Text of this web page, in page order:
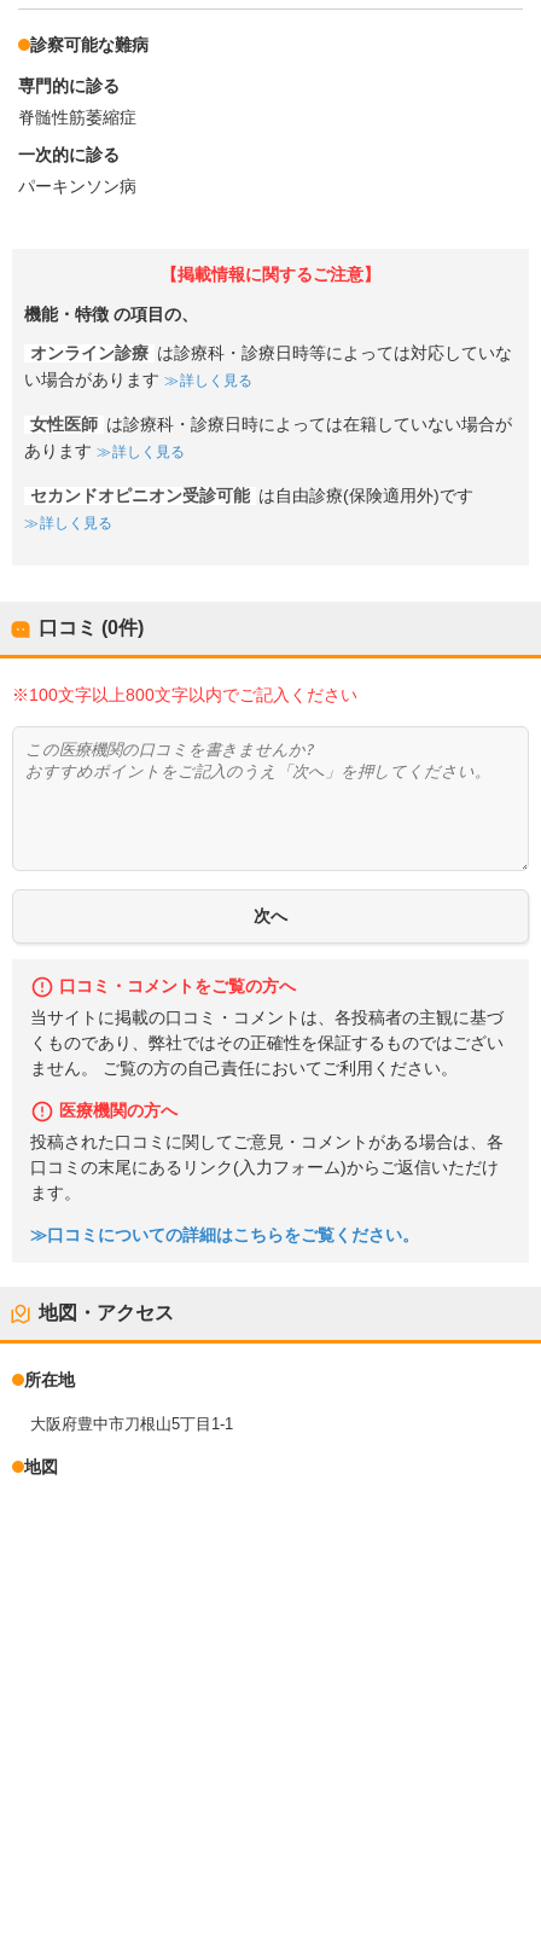
診察可能な難病
専門的に診る
脊髄性筋萎縮症
一次的に診る
パーキンソン病
【掲載情報に関するご注意】
機能・特徴 の項目の、
オンライン診療 は診療科・診療日時等によっては対応していな
い場合があります
詳しく見る
女性医師 は診療科・診療日時によっては在籍していない場合が
あります
詳しく見る
セカンドオピニオン受診可能 は自由診療(保険適用外)です
詳しく見る
口コミ (0件)
※100文字以上800文字以内でご記入ください
口コミ・コメントをご覧の方へ
当サイトに掲載の口コミ・コメントは、各投稿者の主観に基づ
くものであり、弊社ではその正確性を保証するものではござい
ません。 ご覧の方の自己責任においてご利用ください。
医療機関の方へ
投稿された口コミに関してご意見・コメントがある場合は、各
口コミの末尾にあるリンク(入力フォーム)からご返信いただけ
ます。
≫口コミについての詳細はこちらをご覧ください。
地図・アクセス
所在地
大阪府豊中市刀根山5丁目1-1
地図